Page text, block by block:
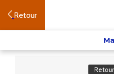
Retour
Retour